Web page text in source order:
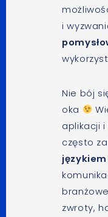
i
Nie bój
oka
aplikacji
często
zwroty,